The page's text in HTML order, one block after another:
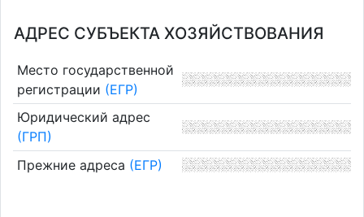
АДРЕС СУБЪЕКТА ХОЗЯЙСТВОВАНИЯ
Место государственной
регистрации (ЕГР)
Юридический адрес
(ГРП)
Прежние адреса (ЕГР)